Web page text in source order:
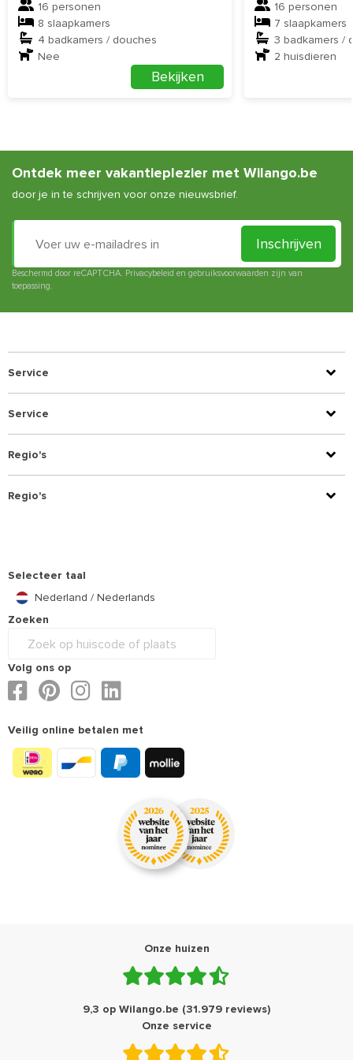
Vanaf de accommodatie starten verschillende wandelroutes. Wij
hebben de volgende leuke routes voor jullie geselecteerd:Route
route 2en
16 personen
8 slaapkamers
4 badkamers / douches
Nee
Bekijken
16 personen
7 slaapkamers
3 badkamers /
2 huisdieren
Ontdek meer vakantieplezier met Wilango.be
door je in te schrijven voor onze nieuwsbrief.
Inschrijven
Beschermd door reCAPTCHA. Privacybeleid en gebruiksvoorwaarden zijn van
toepassing.
Service
Service
Regio's
Regio's
Selecteer taal
Nederland / Nederlands
Zoeken
Volg ons op
Veilig online betalen met
Onze huizen
9,3 op Wilango.be (31.979 reviews)
Onze service